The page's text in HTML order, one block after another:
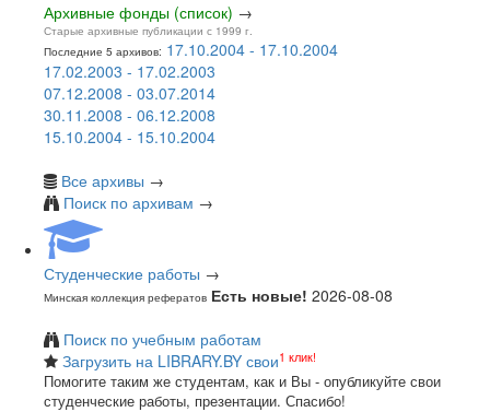
Архивные фонды (список) →
Старые архивные публикации с 1999 г.
Последние 5 архивов: 17.10.2004 - 17.10.2004
17.02.2003 - 17.02.2003
07.12.2008 - 03.07.2014
30.11.2008 - 06.12.2008
15.10.2004 - 15.10.2004
Все архивы →
Поиск по архивам →
Студенческие работы →
Минская коллекция рефератов Есть новые! 2026-08-08
Поиск по учебным работам
Загрузить на LIBRARY.BY свои1 клик!
Помогите таким же студентам, как и Вы - опубликуйте свои
студенческие работы, презентации. Спасибо!